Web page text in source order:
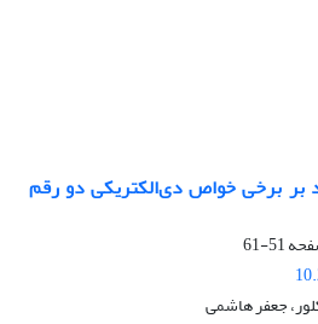
بر برخی خواص دی‌الکتریکی دو رقم
51-61
جعفر هاشمی